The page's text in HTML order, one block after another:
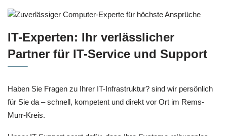
IT-Experten: Ihr verlässlicher
Partner für IT-Service und Support
Haben Sie Fragen zu Ihrer IT-Infrastruktur? sind wir persönlich
für Sie da – schnell, kompetent und direkt vor Ort im Rems-
Murr-Kreis.